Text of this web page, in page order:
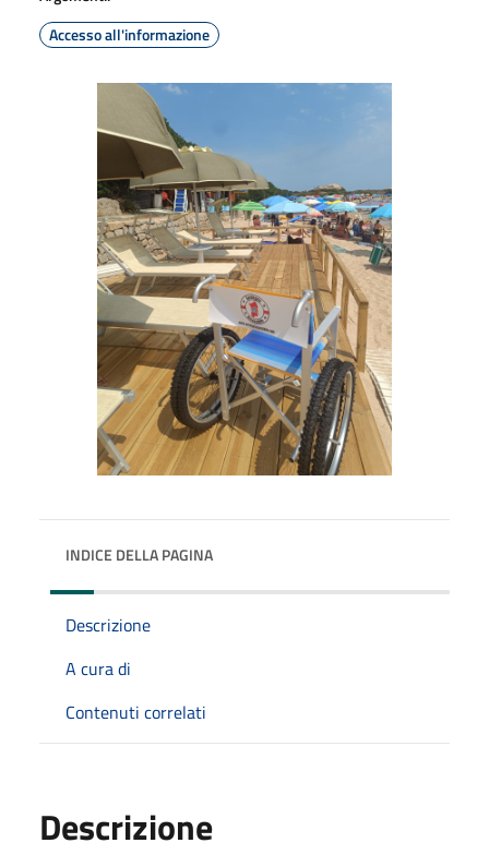
Accesso all'informazione
INDICE DELLA PAGINA
Descrizione
A cura di
Contenuti correlati
Descrizione